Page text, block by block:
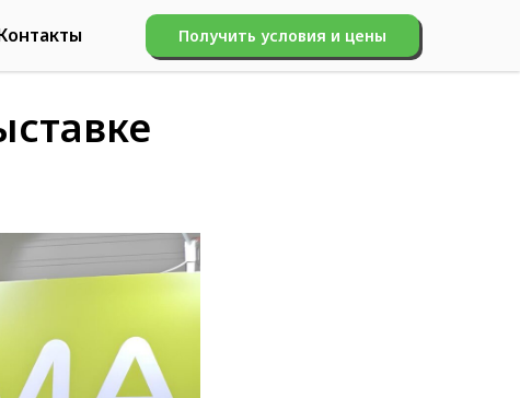
Получить условия и цены